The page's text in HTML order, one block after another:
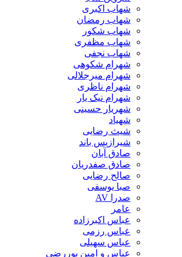
شهاب اکبری
شهاب رمضان
شهاب شکور
شهاب مظفری
شهاب نجفی
شهرام شکوهی
شهرام میرجلالی
شهرام ناظری
شهرام نیک یار
شهریار حسینی
شهیاد
شیث رضایی
شیرازیس باند
صادق آبان
صادق صفدریان
صالح رضایی
صبا یوسفی
صدرا AV
عامر
عباس اکبرزاده
عباس رزمی
عباس سهیلی
عباس و امین پوررضی